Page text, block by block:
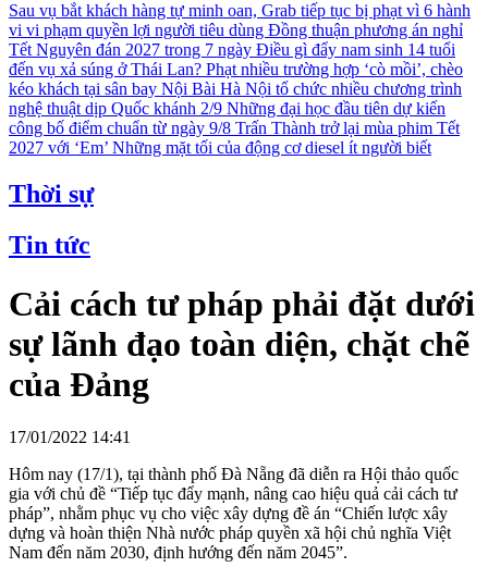
Sau vụ bắt khách hàng tự minh oan, Grab tiếp tục bị phạt vì 6 hành
vi vi phạm quyền lợi người tiêu dùng Đồng thuận phương án nghỉ
Tết Nguyên đán 2027 trong 7 ngày Điều gì đẩy nam sinh 14 tuổi
đến vụ xả súng ở Thái Lan? Phạt nhiều trường hợp ‘cò mồi’, chèo
kéo khách tại sân bay Nội Bài Hà Nội tổ chức nhiều chương trình
nghệ thuật dịp Quốc khánh 2/9 Những đại học đầu tiên dự kiến
công bố điểm chuẩn từ ngày 9/8 Trấn Thành trở lại mùa phim Tết
2027 với ‘Em’ Những mặt tối của động cơ diesel ít người biết
Thời sự
Tin tức
Cải cách tư pháp phải đặt dưới
sự lãnh đạo toàn diện, chặt chẽ
của Đảng
17/01/2022 14:41
Hôm nay (17/1), tại thành phố Đà Nẵng đã diễn ra Hội thảo quốc
gia với chủ đề “Tiếp tục đẩy mạnh, nâng cao hiệu quả cải cách tư
pháp”, nhằm phục vụ cho việc xây dựng đề án “Chiến lược xây
dựng và hoàn thiện Nhà nước pháp quyền xã hội chủ nghĩa Việt
Nam đến năm 2030, định hướng đến năm 2045”.